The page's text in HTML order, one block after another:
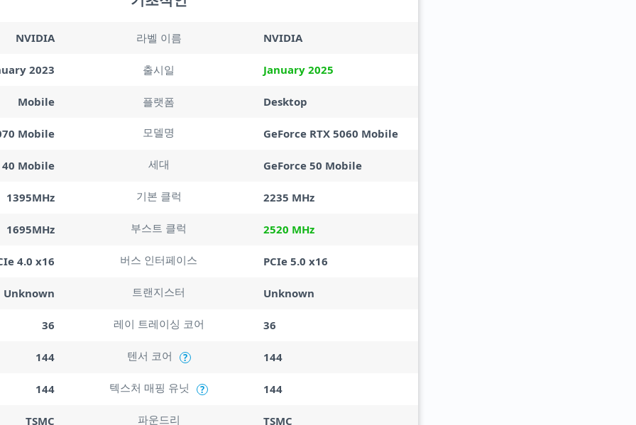
NVIDIA 라벨 이름 NVIDIA
2023 출시일 January 2025
Mobile 플랫폼 Desktop
Mobile 모델명 GeForce RTX 5060 Mobile
40 Mobile 세대 GeForce 50 Mobile
1395MHz 기본 클럭 2235 MHz
1695MHz 부스트 클럭 2520 MHz
4.0 x16 버스 인터페이스 PCIe 5.0 x16
Unknown 트랜지스터 Unknown
36 레이 트레이싱 코어 36
144 텐서 코어 ? 144
144 텍스처 매핑 유닛 ? 144
TSMC 파운드리 TSMC